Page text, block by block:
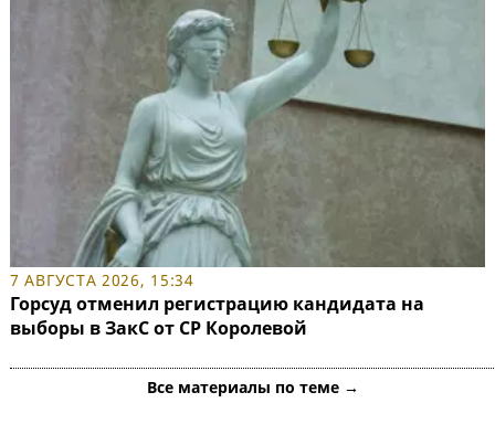
7 АВГУСТА 2026, 15:34
Горсуд отменил регистрацию кандидата на
выборы в ЗакС от СР Королевой
Все материалы по теме →